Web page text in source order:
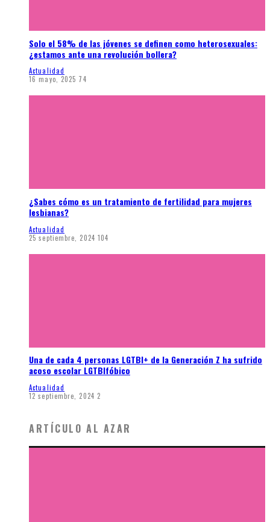
Solo el 58% de las jóvenes se definen como heterosexuales:
¿estamos ante una revolución bollera?
Actualidad
16 mayo, 2025 74
¿Sabes cómo es un tratamiento de fertilidad para mujeres
lesbianas?
Actualidad
25 septiembre, 2024 104
Una de cada 4 personas LGTBI+ de la Generación Z ha sufrido
acoso escolar LGTBIfóbico
Actualidad
12 septiembre, 2024 2
ARTÍCULO AL AZAR